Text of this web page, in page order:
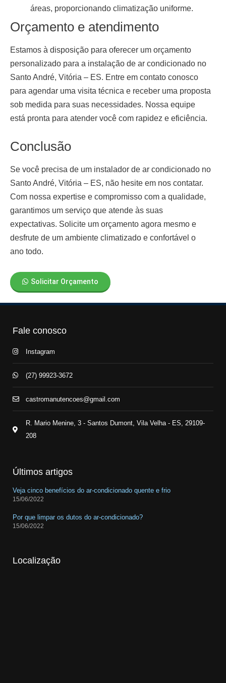
áreas, proporcionando climatização uniforme.
Orçamento e atendimento
Estamos à disposição para oferecer um orçamento
personalizado para a instalação de ar condicionado no
Santo André, Vitória – ES. Entre em contato conosco
para agendar uma visita técnica e receber uma proposta
sob medida para suas necessidades. Nossa equipe
está pronta para atender você com rapidez e eficiência.
Conclusão
Se você precisa de um instalador de ar condicionado no
Santo André, Vitória – ES, não hesite em nos contatar.
Com nossa expertise e compromisso com a qualidade,
garantimos um serviço que atende às suas
expectativas. Solicite um orçamento agora mesmo e
desfrute de um ambiente climatizado e confortável o
ano todo.
Solicitar Orçamento
Fale conosco
Instagram
(27) 99923-3672
castromanutencoes@gmail.com
R. Mario Menine, 3 - Santos Dumont, Vila Velha - ES, 29109-
208
Últimos artigos
Veja cinco benefícios do ar-condicionado quente e frio
15/06/2022
Por que limpar os dutos do ar-condicionado?
15/06/2022
Localização